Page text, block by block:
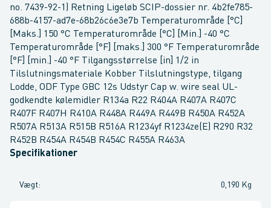
no. 7439-92-1) Retning Ligeløb SCIP-dossier nr. 4b2fe785-
688b-4157-ad7e-68b26c6e3e7b Temperaturområde [°C]
[Maks.] 150 °C Temperaturområde [°C] [Min.] -40 °C
Temperaturområde [°F] [maks.] 300 °F Temperaturområde
[°F] [min.] -40 °F Tilgangsstørrelse [in] 1/2 in
Tilslutningsmateriale Kobber Tilslutningstype, tilgang
Lodde, ODF Type GBC 12s Udstyr Cap w. wire seal UL-
godkendte kølemidler R134a R22 R404A R407A R407C
R407F R407H R410A R448A R449A R449B R450A R452A
R507A R513A R515B R516A R1234yf R1234ze(E) R290 R32
R452B R454A R454B R454C R455A R463A
Specifikationer
Vægt: 0,190 Kg